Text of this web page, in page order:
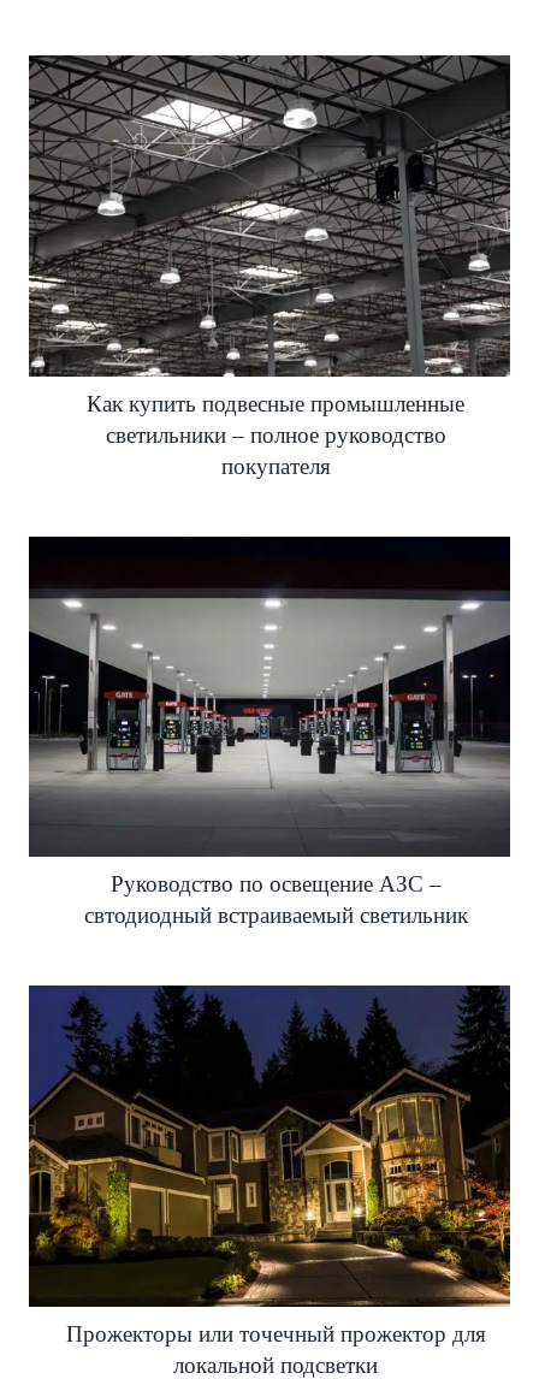
Как купить подвесные промышленные
светильники – полное руководство
покупателя
Руководство по освещение АЗС –
свтодиодный встраиваемый светильник
Прожекторы или точечный прожектор для
локальной подсветки